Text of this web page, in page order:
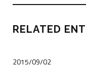
RELATED
2015/09/02